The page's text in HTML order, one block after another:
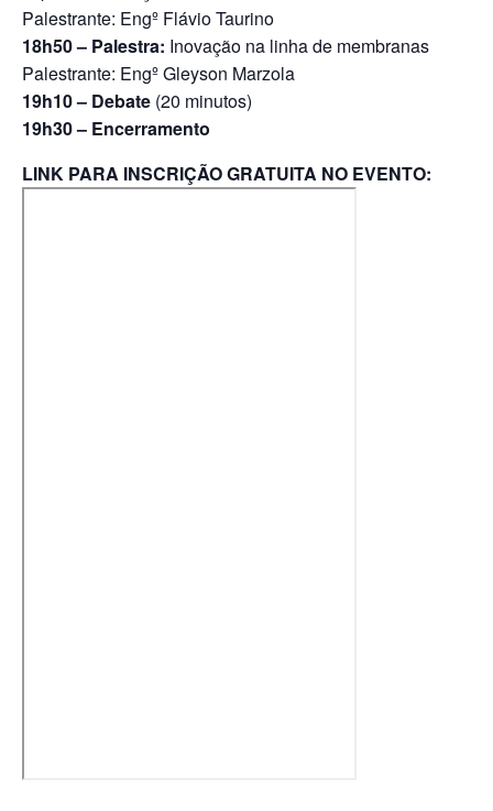
Palestrante: Engº Flávio Taurino
18h50 – Palestra: Inovação na linha de membranas
Palestrante: Engº Gleyson Marzola
19h10 – Debate (20 minutos)
19h30 – Encerramento
LINK PARA INSCRIÇÃO GRATUITA NO EVENTO: